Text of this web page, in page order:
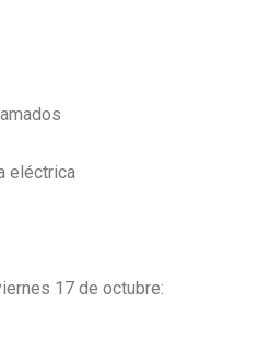
eléctrica
17 de octubre: